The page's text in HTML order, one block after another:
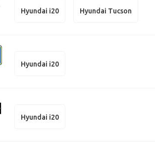
Hyundai i20 Hyundai Tucson
Hyundai i20
Hyundai i20